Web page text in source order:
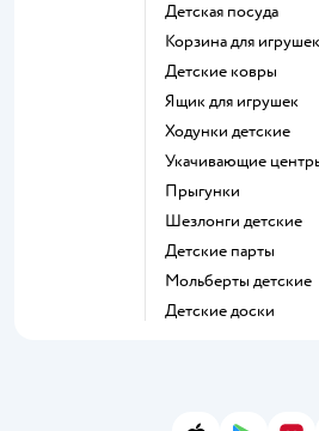
Детская посуда
Корзина для игрушек
Детские ковры
Ящик для игрушек
Ходунки детские
Укачивающие
Прыгунки
Шезлонги детские
Детские парты
Мольберты детские
Детские доски